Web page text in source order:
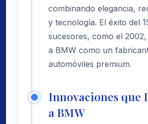
combinando elegancia,
y tecnología. El éxito del
sucesores, como el
a BMW como un
automóviles premium.
Innovaciones que
a BMW